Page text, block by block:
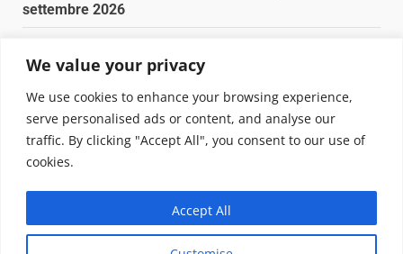
We value your privacy
We use cookies to enhance your browsing experience,
serve personalised ads or content, and analyse our
traffic. By clicking "Accept All", you consent to our use of
cookies.
Accept All
settembre 2026
Fava cottora: come cucinarla, quando è di stagione e
perché vale la pena
Copyright © 2025 Biopianeta.it proprietà di Jws Media
Questo blog non è una testata giornalistica, in quanto
viene aggiornato senza alcuna periodicità. Non può
pertanto considerarsi un prodotto editoriale ai sensi